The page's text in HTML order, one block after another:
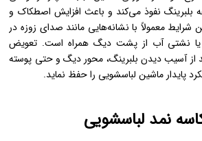
بلبرینگ نفوذ می‌کند و باعث افزایش اصطکاک و
معمولاً با نشانه‌هایی مانند صدای زوزه در
یا نشتی آب از پشت دیگ همراه است. تعویض
از آسیب دیدن بلبرینگ، محور دیگ و حتی پوسته
پایدار ماشین لباسشویی را حفظ نماید.
نمد لباسشویی